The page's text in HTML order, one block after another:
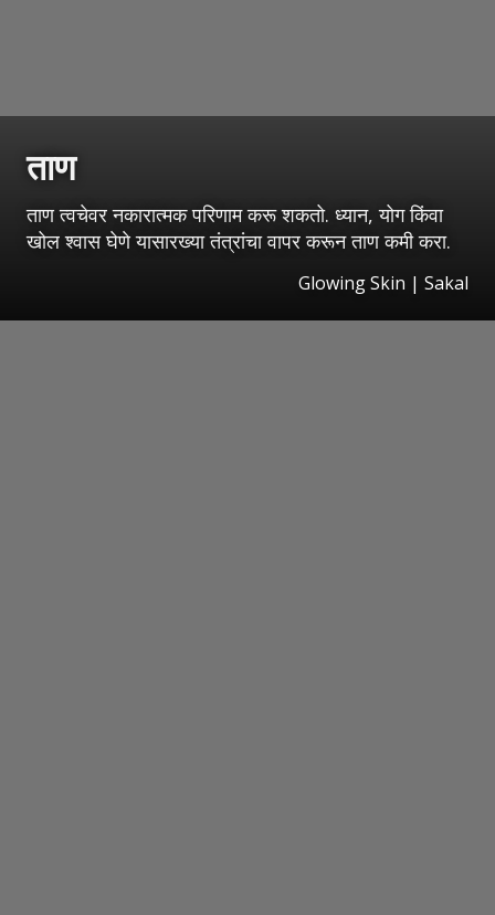
ताण
ताण त्वचेवर नकारात्मक परिणाम करू शकतो. ध्यान, योग किंवा
खोल श्वास घेणे यासारख्या तंत्रांचा वापर करून ताण कमी करा.
Glowing Skin | Sakal